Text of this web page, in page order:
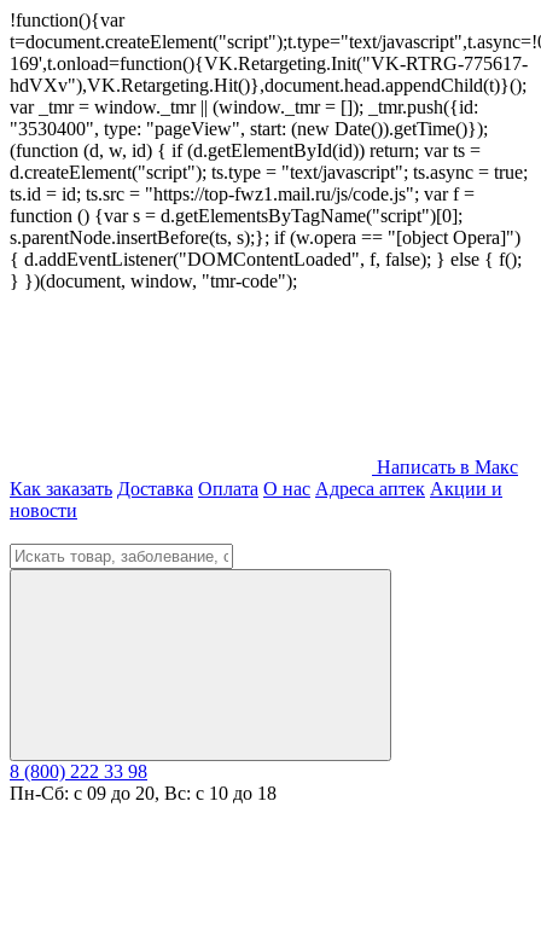
!function(){var
t=document.createElement("script");t.type="text/
169',t.onload=function(){VK.Retargeting.Init("VK-RTRG-775617-
hdVXv"),VK.Retargeting.Hit()},document.head.appendChild(t)}();
var _tmr = window._tmr || (window._tmr = []); _tmr.push({id:
"3530400", type: "pageView", start: (new Date()).getTime()});
(function (d, w, id) { if (d.getElementById(id)) return; var ts =
d.createElement("script"); ts.type = "text/javascript"; ts.async = true;
ts.id = id; ts.src = "https://top-fwz1.mail.ru/js/code.js"; var f =
function () {var s = d.getElementsByTagName("script")[0];
s.parentNode.insertBefore(ts, s);}; if (w.opera == "[object Opera]")
{ d.addEventListener("DOMContentLoaded", f, false); } else { f();
} })(document, window, "tmr-code");
Написать в Макс
Как заказать Доставка Оплата О нас Адреса аптек Акции и
новости
8 (800) 222 33 98
Пн-Сб: с 09 до 20, Вс: с 10 до 18